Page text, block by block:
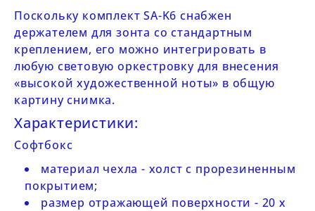
Поскольку комплектSA-K6снабжен
держателем для зонта со стандартным
креплением, его можно интегрировать в
любую световую оркестровку для внесения
«высокой художественной ноты» в общую
картину снимка.
Характеристики:
Софтбокс
материал чехла - холст с прорезиненным
покрытием;
размер отражающей поверхности - 20 х